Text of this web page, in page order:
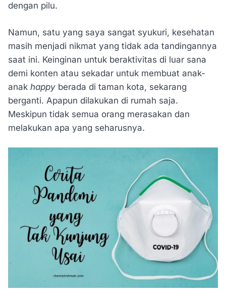
dengan pilu.
Namun, satu yang saya sangat syukuri, kesehatan
masih menjadi nikmat yang tidak ada tandingannya
saat ini. Keinginan untuk beraktivitas di luar sana
demi konten atau sekadar untuk membuat anak-
anak happy berada di taman kota, sekarang
berganti. Apapun dilakukan di rumah saja.
Meskipun tidak semua orang merasakan dan
melakukan apa yang seharusnya.